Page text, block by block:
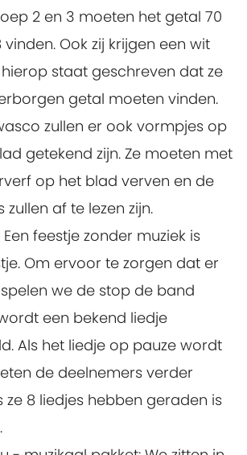
2 en 3 moeten het getal 70
vinden. Ook zij krijgen een wit
staat geschreven dat ze
getal moeten vinden.
zullen er ook vormpjes op
getekend zijn. Ze moeten met
op het blad verven en de
zullen af te lezen zijn.
Een feestje zonder muziek is
Om ervoor te zorgen dat er
spelen we de stop de band
een bekend liedje
Als het liedje op pauze wordt
de deelnemers verder
ze 8 liedjes hebben geraden is